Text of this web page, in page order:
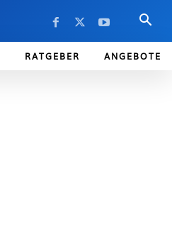
RATGEBER ANGEBOTE